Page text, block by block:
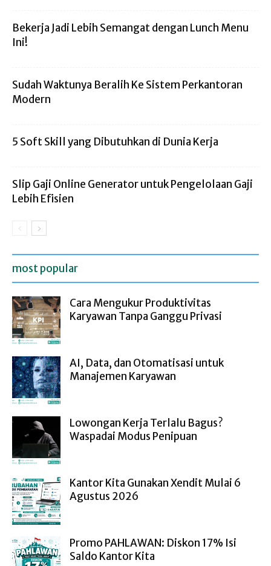
Bekerja Jadi Lebih Semangat dengan Lunch Menu
Ini!
Sudah Waktunya Beralih Ke Sistem Perkantoran
Modern
5 Soft Skill yang Dibutuhkan di Dunia Kerja
Slip Gaji Online Generator untuk Pengelolaan Gaji
Lebih Efisien
most popular
Cara Mengukur Produktivitas
Karyawan Tanpa Ganggu Privasi
AI, Data, dan Otomatisasi untuk
Manajemen Karyawan
Lowongan Kerja Terlalu Bagus?
Waspadai Modus Penipuan
Kantor Kita Gunakan Xendit Mulai 6
Agustus 2026
Promo PAHLAWAN: Diskon 17% Isi
Saldo Kantor Kita